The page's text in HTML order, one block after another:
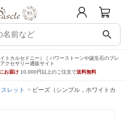
search
トカルセドニー）｜パワーストーンや誕生石のブレ
クセサリー通販サイト
お届け 10,000円以上のご注文で送料無料
レット ビーズ（シンプル，ホワイトカル